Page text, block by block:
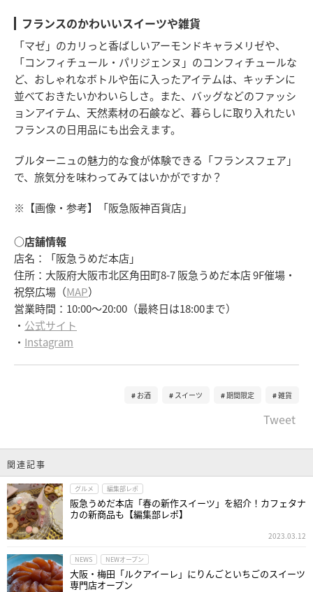
フランスのかわいいスイーツや雑貨
「マゼ」のカリっと香ばしいアーモンドキャラメリゼや、
「コンフィチュール・パリジェンヌ」のコンフィチュールな
ど、おしゃれなボトルや缶に入ったアイテムは、キッチンに
並べておきたいかわいらしさ。また、バッグなどのファッシ
ョンアイテム、天然素材の石鹸など、暮らしに取り入れたい
フランスの日用品にも出会えます。
ブルターニュの魅力的な食が体験できる「フランスフェア」
で、旅気分を味わってみてはいかがですか？
※【画像・参考】「阪急阪神百貨店」
○店舗情報
店名：「阪急うめだ本店」
住所：大阪府大阪市北区角田町8-7 阪急うめだ本店 9F催場・
祝祭広場（MAP）
営業時間：10:00～20:00（最終日は18:00まで）
・ 公式サイト
・ Instagram
お酒 スイーツ 期間限定 雑貨
Tweet
関連記事
グルメ 編集部レポ
阪急うめだ本店「春の新作スイーツ」を紹介！カフェタナ
カの新商品も【編集部レポ】
2023.03.12
NEWS NEWオープン
大阪・梅田「ルクアイーレ」にりんごといちごのスイーツ
専門店オープン